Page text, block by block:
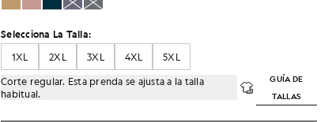
Selecciona La Talla:
1XL
2XL 3XL 4XL
5XL
Corte regular. Esta prenda se ajusta a la talla
habitual.
GUÍA DE
TALLAS